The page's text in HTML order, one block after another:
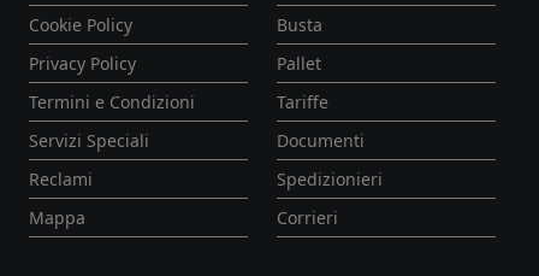
Cookie Policy
Privacy Policy
Termini e Condizioni
Servizi Speciali
Reclami
Mappa
Busta
Pallet
Tariffe
Documenti
Spedizionieri
Corrieri